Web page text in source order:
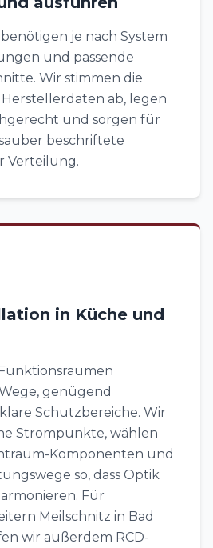
je nach System
und passende
Wir stimmen die
ab, legen
und sorgen für
beschriftete
Verteilung.
in Küche und
genügend
Schutzbereiche. Wir
Strompunkte, wählen
Komponenten und
so, dass Optik
Für
Meilschnitz in Bad
wir außerdem RCD-